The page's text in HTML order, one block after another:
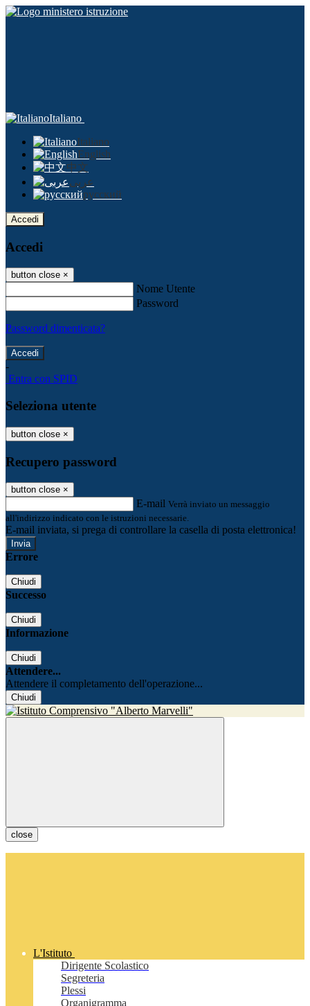
Italiano
Italiano
English
中文
عربى
русский
Accedi
Accedi
button close ×
Nome Utente
Password
Password dimenticata?
-
Entra con SPID
Seleziona utente
button close ×
Recupero password
button close ×
E-mail Verrà inviato un messaggio
all'indirizzo indicato con le istruzioni necessarie.
E-mail inviata, si prega di controllare la casella di posta elettronica!
Errore
Chiudi
Successo
Chiudi
Informazione
Chiudi
Attendere...
Attendere il completamento dell'operazione...
Chiudi
close
L'Istituto
Dirigente Scolastico
Segreteria
Plessi
Organigramma